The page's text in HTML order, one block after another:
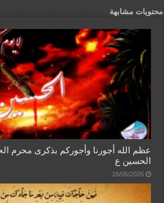
k
محتويات مشابهة
عظم الله أجورنا وأجوركم بذكرى محرم
الحسين ع
16/06/2026